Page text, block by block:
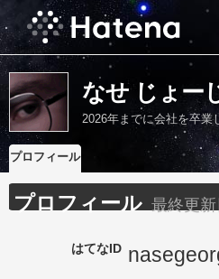
なせ じょー
2026年までに会社を卒業
プロフィール
プロフィール 最終更
はてなID